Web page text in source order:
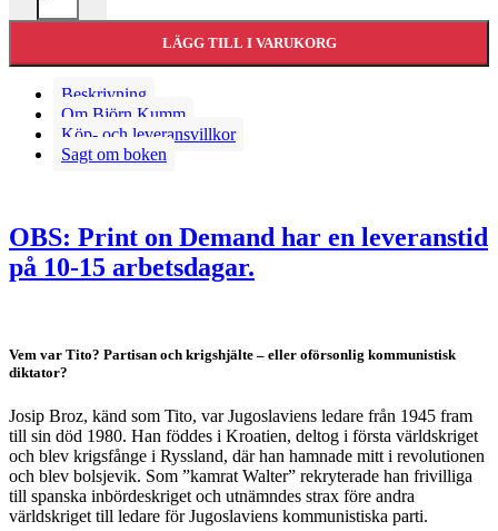
LÄGG TILL I VARUKORG
Beskrivning
Om Björn Kumm
Köp- och leveransvillkor
Sagt om boken
OBS: Print on Demand har en leveranstid
på 10-15 arbetsdagar.
Vem var Tito? Partisan och krigshjälte – eller oförsonlig kommunistisk
diktator?
Josip Broz, känd som Tito, var Jugoslaviens ledare från 1945 fram
till sin död 1980. Han föddes i Kroatien, deltog i första världskriget
och blev krigsfånge i Ryssland, där han hamnade mitt i revolutionen
och blev bolsjevik. Som ”kamrat Walter” rekryterade han frivilliga
till spanska inbördeskriget och utnämndes strax före andra
världskriget till ledare för Jugoslaviens kommunistiska parti.